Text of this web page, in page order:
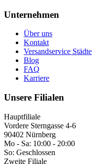
Unternehmen
Über uns
Kontakt
Versandservice Städte
Blog
FAQ
Karriere
Unsere Filialen
Hauptfiliale
Vordere Sterngasse 4-6
90402 Nürnberg
Mo - Sa: 10:00 - 20:00
So: Geschlossen
Zweite Filiale